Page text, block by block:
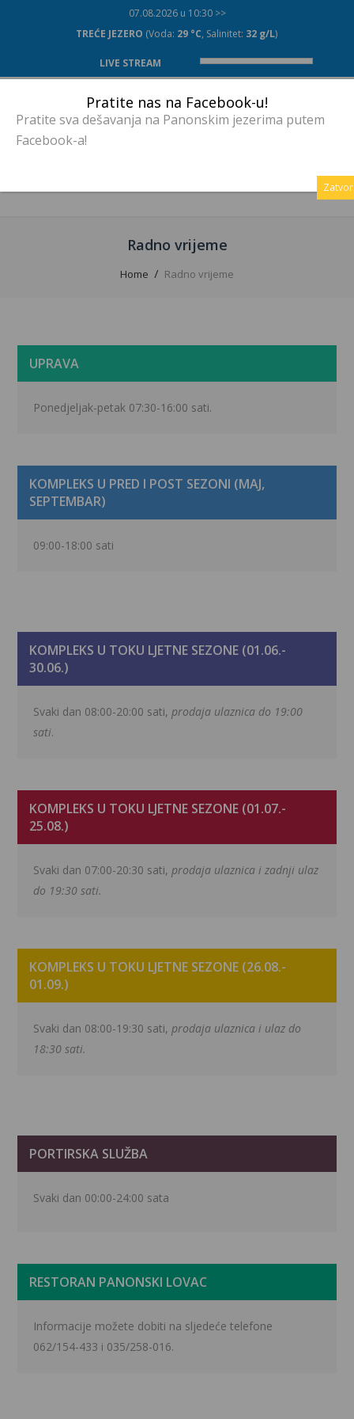
07.08.2026 u 10:30 >>
TREĆE JEZERO (Voda: 29 °C, Salinitet: 32 g/L)
LIVE STREAM
Radno vrijeme
Home Radno vrijeme
UPRAVA
Ponedjeljak-petak 07:30-16:00 sati.
KOMPLEKS U PRED I POST SEZONI (MAJ,
SEPTEMBAR)
09:00-18:00 sati
KOMPLEKS U TOKU LJETNE SEZONE (01.06.-
30.06.)
Svaki dan 08:00-20:00 sati,prodaja ulaznica do 19:00
sati.
KOMPLEKS U TOKU LJETNE SEZONE (01.07.-
25.08.)
Svaki dan 07:00-20:30 sati,prodaja ulaznica i zadnji ulaz
do 19:30 sati.
KOMPLEKS U TOKU LJETNE SEZONE (26.08.-
01.09.)
Svaki dan 08:00-19:30 sati,prodaja ulaznica i ulaz do
18:30 sati.
PORTIRSKA SLUŽBA
Svaki dan 00:00-24:00 sata
RESTORAN PANONSKI LOVAC
Informacije možete dobiti na sljedeće telefone
062/154-433 i 035/258-016.
Pratite nas na Facebook-u!
Pratite sva dešavanja na Panonskim jezerima putem
Facebook-a!